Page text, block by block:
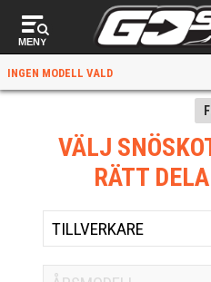
MENY
INGEN MODELL VALD
VÄLJ
RÄTT